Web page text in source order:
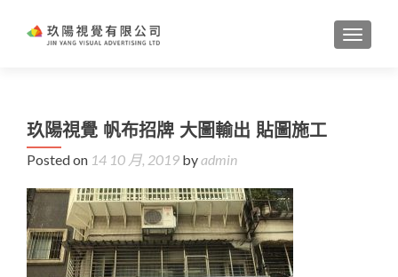
玖陽視覺 帆布招牌 大圖輸出 貼圖施工
Posted on 14 10 月, 2019 byadmin